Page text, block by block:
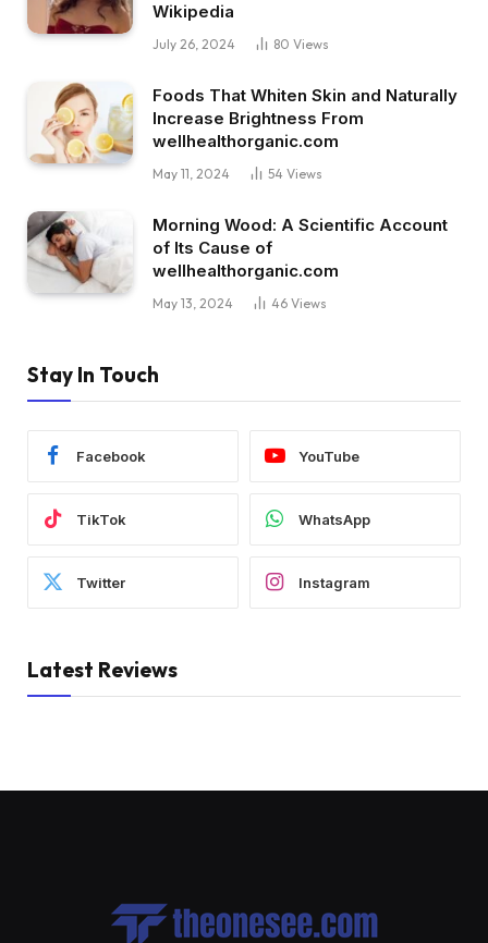
Wikipedia
July 26, 2024 80 Views
Foods That Whiten Skin and Naturally
Increase Brightness From
wellhealthorganic.com
May 11, 2024 54 Views
Morning Wood: A Scientific Account
of Its Cause of
wellhealthorganic.com
May 13, 2024 46 Views
Stay In Touch
Facebook YouTube
TikTok WhatsApp
Twitter Instagram
Latest Reviews